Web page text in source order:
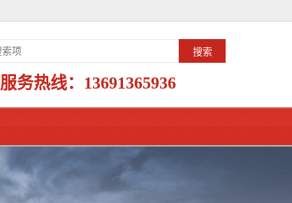
服务热线： 13691365936